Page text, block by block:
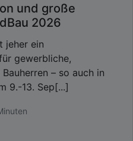
und große
2026
jeher ein
gewerbliche,
– so auch in
9.-13. Sep[...]